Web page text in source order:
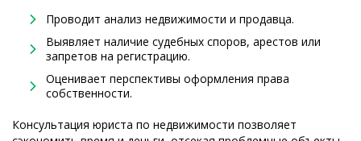
Проводит анализ недвижимости и продавца.
Выявляет наличие судебных споров, арестов или
запретов на регистрацию.
Оценивает перспективы оформления права
собственности.
Консультация юриста по недвижимости позволяет